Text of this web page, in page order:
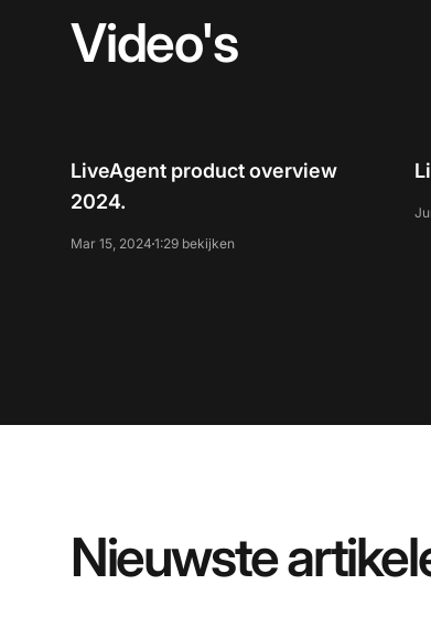
Video's
LiveAgent product overview
2024.
Mar 15, 2024 1:29 bekijken
Nieuwste